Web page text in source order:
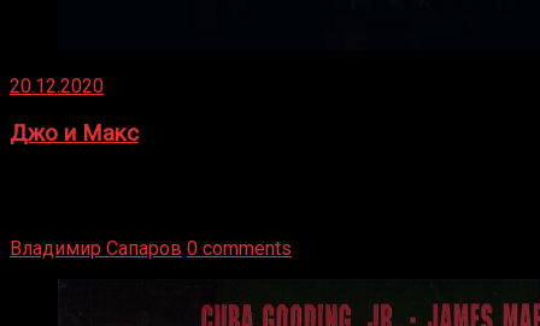
20.12.2020
Джо и Макс
Владимир Сапаров 0 comments